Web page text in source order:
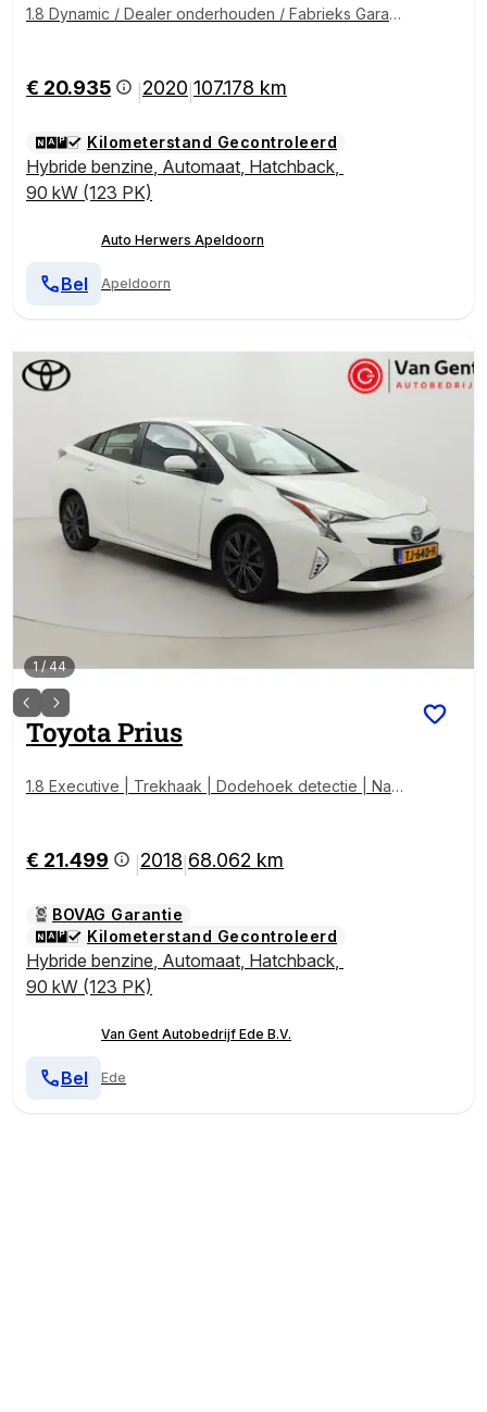
1.8 Dynamic / Dealer onderhouden / Fabrieks Garanti
€ 20.935 2020 107.178 km
Kilometerstand Gecontroleerd
Hybride benzine, Automaat, Hatchback,
90 kW (123 PK)
Auto Herwers Apeldoorn
Apeldoorn
Bel
1/44
ToyotaPrius
1.8 Executive | Trekhaak | Dodehoek detectie | Navi
se | Clima | LED | 17 inch
€ 21.499 2018 68.062 km
BOVAG Garantie
Kilometerstand Gecontroleerd
Hybride benzine, Automaat, Hatchback,
90 kW (123 PK)
Van Gent Autobedrijf Ede B.V.
Ede
Bel